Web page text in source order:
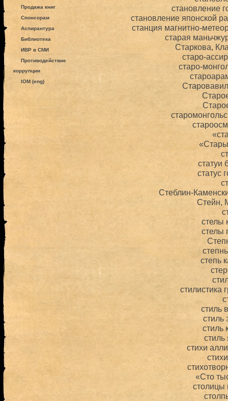
Продажа книг
Спонсорам
Аспирантура
Библиотека
ИВР в СМИ
Противодействие
коррупции
IOM (eng)
становление
становление японской
станция магнитно-
старая
Старкова,
старо-
старо-
статуи
статус
Стеблин-
Стейн,
стелы
стелы
степь
стилистика
стиль
стиль
стиль
стиль
стихи
«Сто
столицы